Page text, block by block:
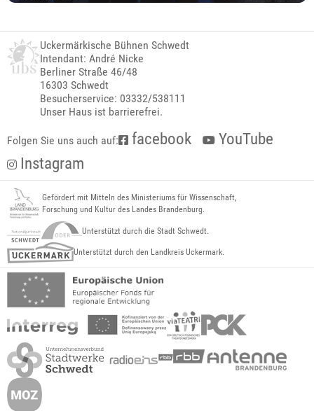
Uckermärkische Bühnen Schwedt
Intendant: André Nicke
Berliner Straße 46/48
16303 Schwedt
Besucherservice: 03332/538111
Unser Haus ist barrierefrei.
Folgen Sie uns auch auf: facebook
YouTube
Instagram
Gefördert mit Mitteln des Ministeriums für Wissenschaft,
Forschung und Kultur des Landes Brandenburg.
Unterstützt durch die Stadt Schwedt.
Unterstützt durch den Landkreis Uckermark.